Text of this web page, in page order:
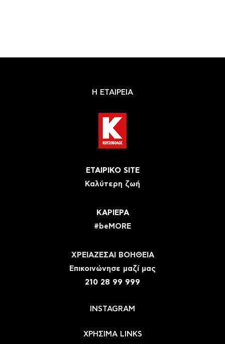
Η ΕΤΑΙΡΕΙΑ
ΕΤΑΙΡΙΚΟ SITE
Καλύτερη ζωή
ΚΑΡΙΕΡΑ
#beMORE
ΧΡΕΙΑΖΕΣΑΙ ΒΟΗΘΕΙΑ
Eπικοινώνησε μαζί μας
210 28 99 999
INSTAGRAM
ΧΡΗΣΙΜΑ LINKS